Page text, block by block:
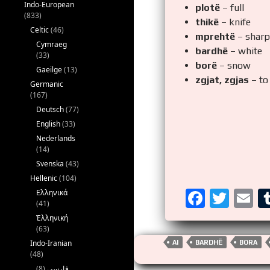
plotë– full
thikë– knife
mprehtë– sharp
bardhë– white
borë– snow
zgjat, zgjas –
F
a
ce
b
T
wi
tt
er
E
m
AI BARDHË BORA
Indo-European
(833)
Celtic(46)
Cymraeg
(33)
Gaeilge(13)
Germanic
(167)
Deutsch(77)
English(33)
Nederlands
(14)
Svenska (43)
Hellenic(104)
Ελληνικά
(41)
Ἑλληνική
(63)
Indo-Iranian
(48)